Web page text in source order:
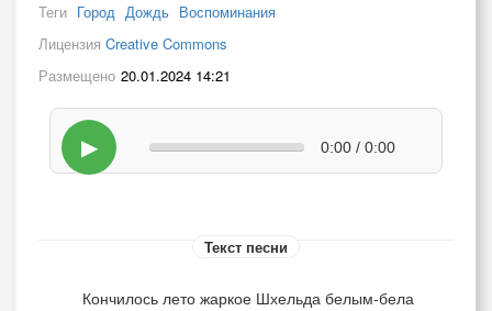
Теги Город Дождь Воспоминания
Лицензия Creative Commons
Размещено 20.01.2024 14:21
▶ 0:00 / 0:00
Текст песни
Кончилось лето жаркое Шхельда белым-бела